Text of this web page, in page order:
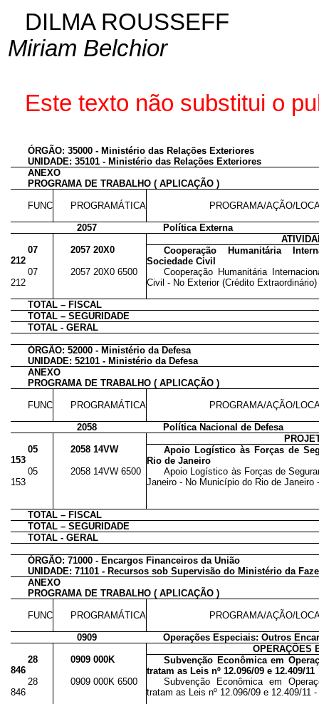
DILMA ROUSSEFF
Miriam Belchior
Este texto não substitui o
ÓRGÃO: 35000 - Ministério das Relações Exteriores
UNIDADE: 35101 - Ministério das Relações Exteriores
ANEXO
PROGRAMA DE TRABALHO ( APLICAÇÃO )
FUNC PROGRAMÁTICA PROGRAMA/AÇÃO/
2057
Política Externa
07
212
2057 20X0
Cooperação Humanitária
Sociedade Civil
07
212
2057 20X0 6500
Cooperação Humanitária
Civil - No Exterior (Crédito Extraordinário)
TOTAL – FISCAL
TOTAL – SEGURIDADE
TOTAL - GERAL
ÓRGÃO: 52000 - Ministério da Defesa
UNIDADE: 52101 - Ministério da Defesa
ANEXO
PROGRAMA DE TRABALHO ( APLICAÇÃO )
FUNC PROGRAMÁTICA PROGRAMA/AÇÃO/
2058
Política Nacional de Defesa
05
153
2058 14VW
Apoio Logístico às Forças de
Rio de Janeiro
05
153
2058 14VW 6500
Apoio Logístico às Forças de
Janeiro - No Município do Rio de Janeiro
TOTAL – FISCAL
TOTAL – SEGURIDADE
TOTAL - GERAL
ÓRGÃO: 71000 - Encargos Financeiros da União
UNIDADE: 71101 - Recursos sob Supervisão do Ministério da
ANEXO
PROGRAMA DE TRABALHO ( APLICAÇÃO )
FUNC PROGRAMÁTICA PROGRAMA/AÇÃO/
0909
Operações Especiais: Outros
OPERAÇÕES
28
846
0909 000K
Subvenção Econômica em
tratam as Leis nº 12.096/09 e 12.409/11
28
846
0909 000K 6500
Subvenção Econômica em
tratam as Leis nº 12.096/09 e 12.409/11